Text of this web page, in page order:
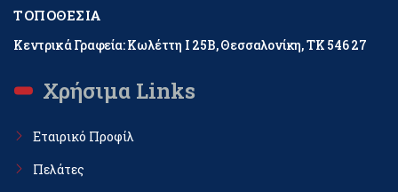
ΤΟΠΟΘΕΣΊΑ
Κεντρικά Γραφεία: Κωλέττη Ι 25Β, Θεσσαλονίκη, ΤΚ 546 27
Χρήσιμα Links
Εταιρικό Προφίλ
Πελάτες